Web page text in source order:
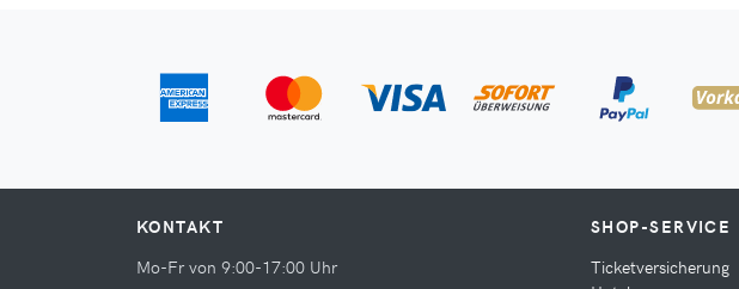
KONTAKT
Mo-Fr von 9:00-17:00 Uhr
SHOP-SERVICE
Ticketversicherung